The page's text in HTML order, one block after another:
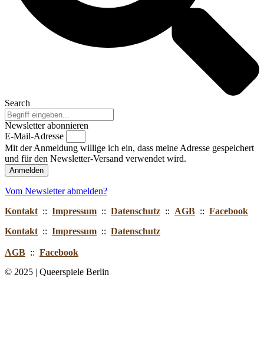
Search
Newsletter abonnieren
E-Mail-Adresse
Mit der Anmeldung willige ich ein, dass meine Adresse gespeichert
und für den Newsletter-Versand verwendet wird.
Anmelden
Vom Newsletter abmelden?
Kontakt :: Impressum :: Datenschutz :: AGB :: Facebook
Kontakt :: Impressum :: Datenschutz
AGB :: Facebook
© 2025 | Queerspiele Berlin